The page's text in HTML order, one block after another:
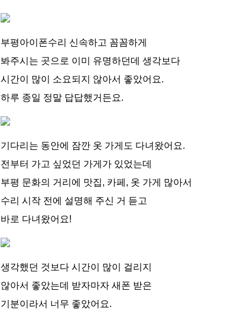
부평아이폰수리 신속하고 꼼꼼하게
봐주시는 곳으로 이미 유명하던데 생각보다
시간이 많이 소요되지 않아서 좋았어요.
하루 종일 정말 답답했거든요.
기다리는 동안에 잠깐 옷 가게도 다녀왔어요.
전부터 가고 싶었던 가게가 있었는데
부평 문화의 거리에 맛집, 카페, 옷 가게 많아서
수리 시작 전에 설명해 주신 거 듣고
바로 다녀왔어요!
생각했던 것보다 시간이 많이 걸리지
않아서 좋았는데 받자마자 새폰 받은
기분이라서 너무 좋았어요.